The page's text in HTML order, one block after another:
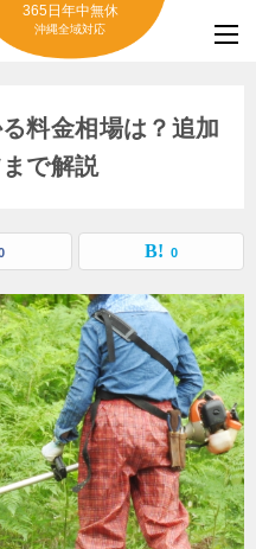
365日年中無休
沖縄全域対応
料金相場は？追加
で解説
0